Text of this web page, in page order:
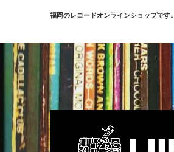
福岡のレコードオンラインショップです。